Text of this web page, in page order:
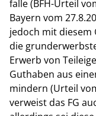
falle (BFH-Urteil
Bayern vom
jedoch mit diesem
die
Erwerb von
Guthaben aus
mindern (Urteil
verweist das FG